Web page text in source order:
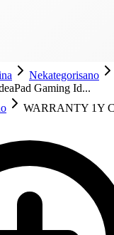
Nekategorisano
Gaming Id...
WARRANTY 1Y